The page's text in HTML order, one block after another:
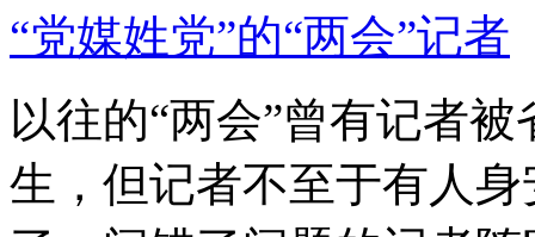
“党媒姓党”的“两会”记者
以往的“两会”曾有记者
生，但记者不至于有人